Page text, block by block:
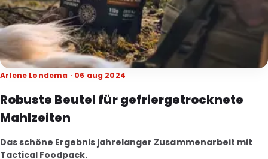
Arlene Londema · 06 aug 2024
Robuste Beutel für gefriergetrocknete
Mahlzeiten
Das schöne Ergebnis jahrelanger Zusammenarbeit mit
Tactical Foodpack.